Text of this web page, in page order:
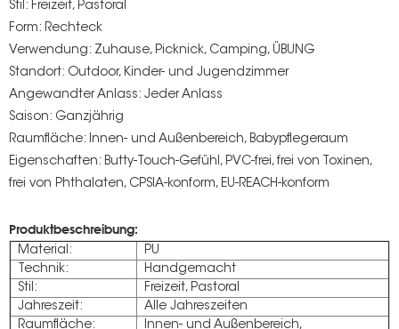
Stil: Freizeit, Pastoral
Form: Rechteck
Verwendung: Zuhause, Picknick, Camping, ÜBUNG
Standort: Outdoor, Kinder- und Jugendzimmer
Angewandter Anlass: Jeder Anlass
Saison: Ganzjährig
Raumfläche: Innen- und Außenbereich, Babypflegeraum
Eigenschaften: Butty-Touch-Gefühl, PVC-frei, frei von Toxinen,
frei von Phthalaten, CPSIA-konform, EU-REACH-konform
Produktbeschreibung:
Material:
PU
Technik:
Handgemacht
Stil:
Freizeit, Pastoral
Jahreszeit:
Alle Jahreszeiten
Raumfläche:
Innen- und Außenbereich,